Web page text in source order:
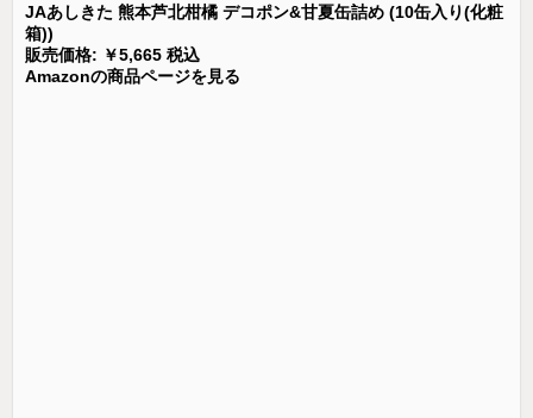
JAあしきた 熊本芦北柑橘 デコポン&甘夏缶詰め (10缶入り(化粧
箱))
販売価格: ￥5,665 税込
Amazonの商品ページを見る